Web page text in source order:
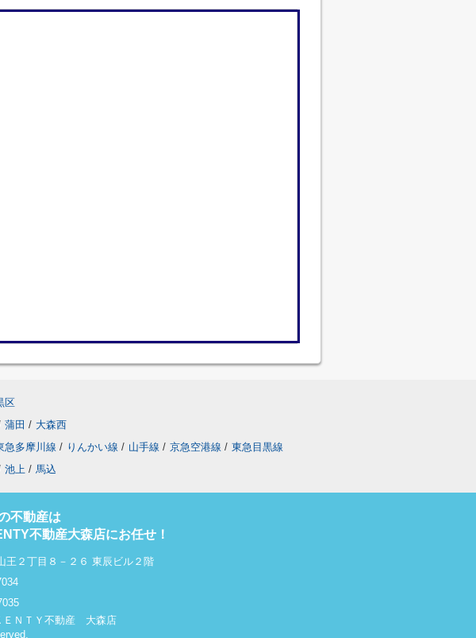
区
蒲田 / 大森西
急多摩川線 / りんかい線 / 山手線 / 京急空港線 / 東急目黒線
池上 / 馬込
不動産は
不動産大森店にお任せ！
王２丁目８－２６ 東辰ビル２階
ＥＮＴＹ不動産 大森店